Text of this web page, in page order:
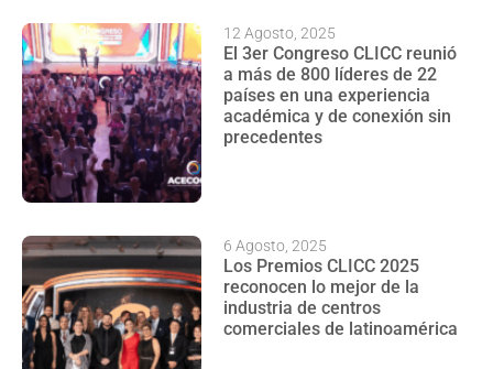
El 3er Congreso CLICC reunió
a más de 800 líderes de 22
países en una experiencia
académica y de conexión sin
precedentes
12 Agosto, 2025
Los Premios CLICC 2025
reconocen lo mejor de la
industria de centros
comerciales de latinoamérica
6 Agosto, 2025